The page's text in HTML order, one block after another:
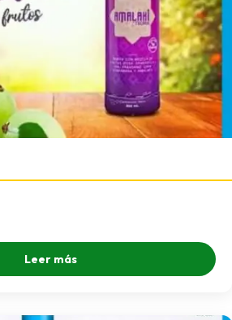
Leer más